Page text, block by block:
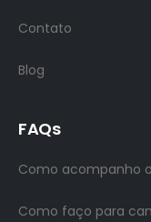
Contato
Blog
FAQs
Como acompanho
Como faço para